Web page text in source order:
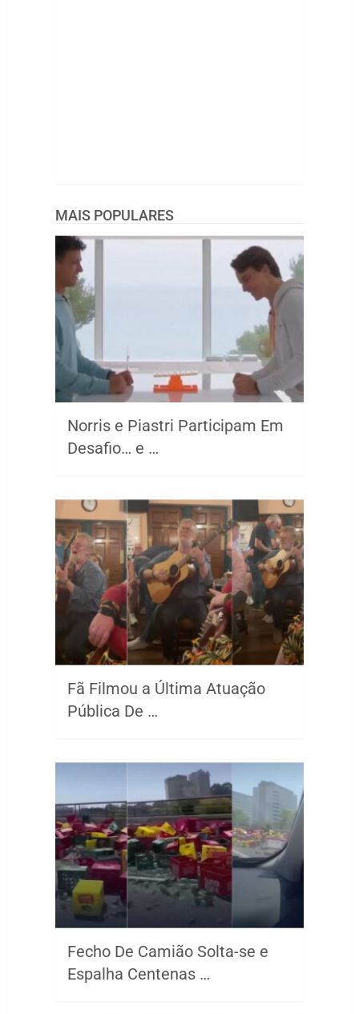
MAIS POPULARES
Norris e Piastri Participam Em
Desafio… e …
Fã Filmou a Última Atuação
Pública De …
Fecho De Camião Solta-se e
Espalha Centenas …